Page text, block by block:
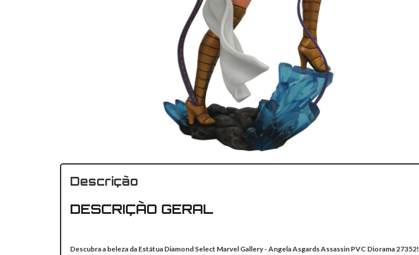
Descrição
DESCRIÇÃO GERAL
Descubra a beleza da Estátua Diamond Select Marvel Gallery - Angela Asgards Assassin PVC Diorama 27352!